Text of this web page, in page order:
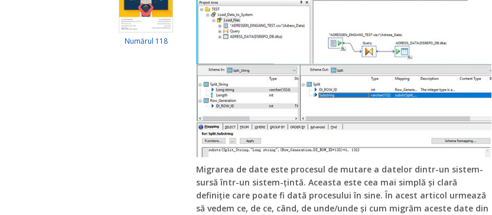
Numărul 118
Migrarea de date este procesul de mutare a datelor dintr-un sistem-
sursă într-un sistem-țintă. Aceasta este cea mai simplă și clară
definiție care poate fi dată procesului în sine. În acest articol urmează
să vedem ce, de ce, când, de unde/unde și cum migrăm aceste date din